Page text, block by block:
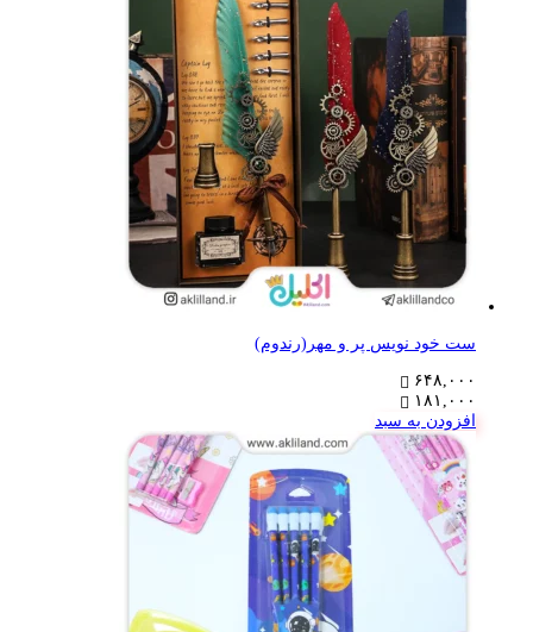
ست خود نویس پر و مهر(رندوم)
۶۴۸,۰۰۰
۱۸۱,۰۰۰
افزودن به سبد